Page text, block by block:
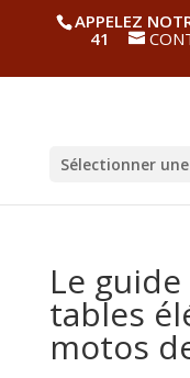
APPELEZ
41
Sélectionner
Le
tables
motos